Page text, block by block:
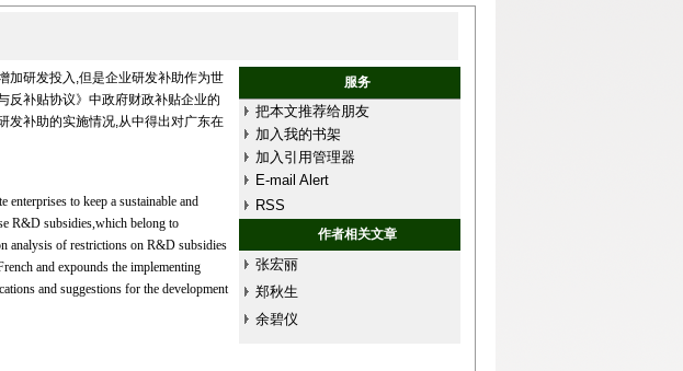
加研发投入,但是企业研发补助作为世
反补贴协议》中政府财政补贴企业的
发补助的实施情况,从中得出对广东在
服务
把本文推荐给朋友
加入我的书架
加入引用管理器
E-mail Alert
RSS
作者相关文章
张宏丽
郑秋生
余碧仪
to keep a sustainable and
R&D subsidies,which belong to
analysis of restrictions on R&D subsidies
and expounds the implementing
and suggestions for the development